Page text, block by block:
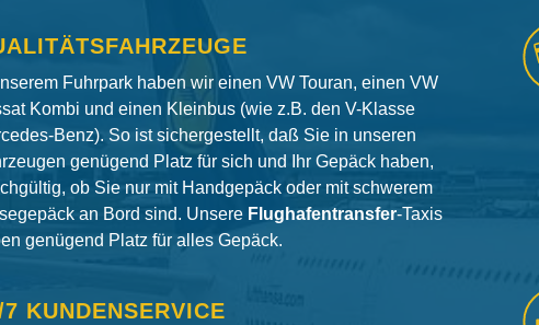
Fuhrpark haben wir einen VW Touran, einen VW
Kombi und einen Kleinbus (wie z.B. den V-Klasse
Benz). So ist sichergestellt, daß Sie in unseren
genügend Platz für sich und Ihr Gepäck haben,
ob Sie nur mit Handgepäck oder mit schwerem
an Bord sind. Unsere Flughafentransfer-Taxis
genügend Platz für alles Gepäck.
KUNDENSERVICE